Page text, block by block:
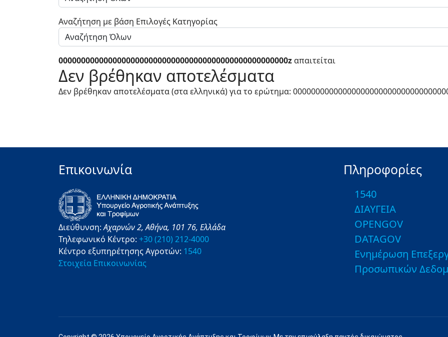
Αναζήτηση με βάση Επιλογές Κατηγορίας
000000000000000000000000000000000000000000000000000zαπαιτείται
Δεν βρέθηκαν αποτελέσματα
Δεν βρέθηκαν αποτελέσματα (στα ελληνικά) για το ερώτημα:
Επικοινωνία
Διεύθυνση:Αχαρνών 2,Αθήνα, 101 76, Ελλάδα
Τηλεφωνικό Κέντρο: +30 (210) 212-4000
Κέντρο εξυπηρέτησης Αγροτών: 1540
Στοιχεία Επικοινωνίας
Πληροφορίες
1540
ΔΙΑΥΓΕΙΑ
OPENGOV
DATAGOV
Ενημέρωση
Προσωπικών